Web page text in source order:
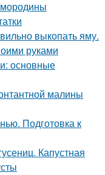
выкопать яму.
руками
основные
малины
Подготовка к
Капустная